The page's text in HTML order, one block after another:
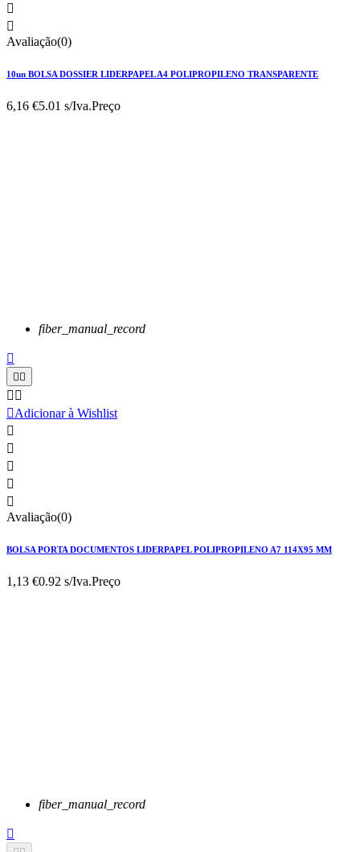


Avaliação(0)
10un BOLSA DOSSIER LIDERPAPEL A4 POLIPROPILENO TRANSPARENTE
6,16 €5.01 s/Iva.Preço
fiber_manual_record


 
Adicionar à Wishlist





Avaliação(0)
BOLSA PORTA DOCUMENTOS LIDERPAPEL POLIPROPILENO A7 114X95 MM
1,13 €0.92 s/Iva.Preço
fiber_manual_record
